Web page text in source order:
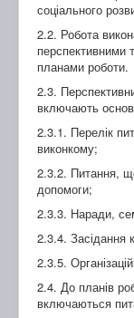
соціального
2.2. Робота
перспективними
планами роботи.
2.3.
включають
2.3.1. Перелік
виконкому;
2.3.2. Питання,
допомоги;
2.3.3. Наради,
2.3.4. Засідання
2.3.5.
2.4. До планів
включаються